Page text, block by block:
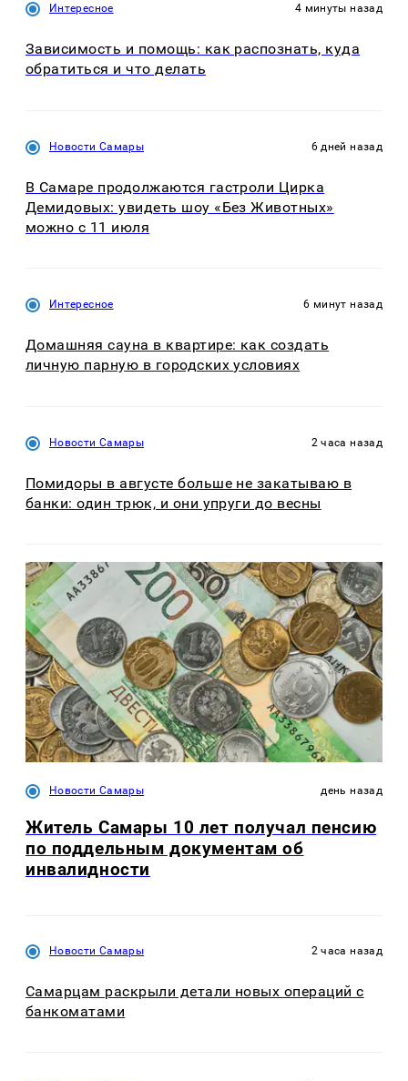
Интересное 4 минуты назад
Зависимость и помощь: как распознать, куда
обратиться и что делать
Новости Самары 6 дней назад
В Самаре продолжаются гастроли Цирка
Демидовых: увидеть шоу «Без Животных»
можно с 11 июля
Интересное 6 минут назад
Домашняя сауна в квартире: как создать
личную парную в городских условиях
Новости Самары 2 часа назад
Помидоры в августе больше не закатываю в
банки: один трюк, и они упруги до весны
Новости Самары день назад
Житель Самары 10 лет получал пенсию
по поддельным документам об
инвалидности
Новости Самары 2 часа назад
Самарцам раскрыли детали новых операций с
банкоматами